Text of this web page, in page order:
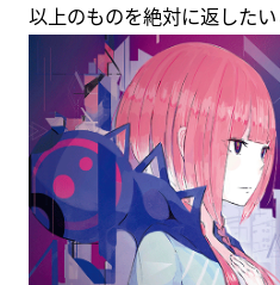
以上のものを絶対に返したい